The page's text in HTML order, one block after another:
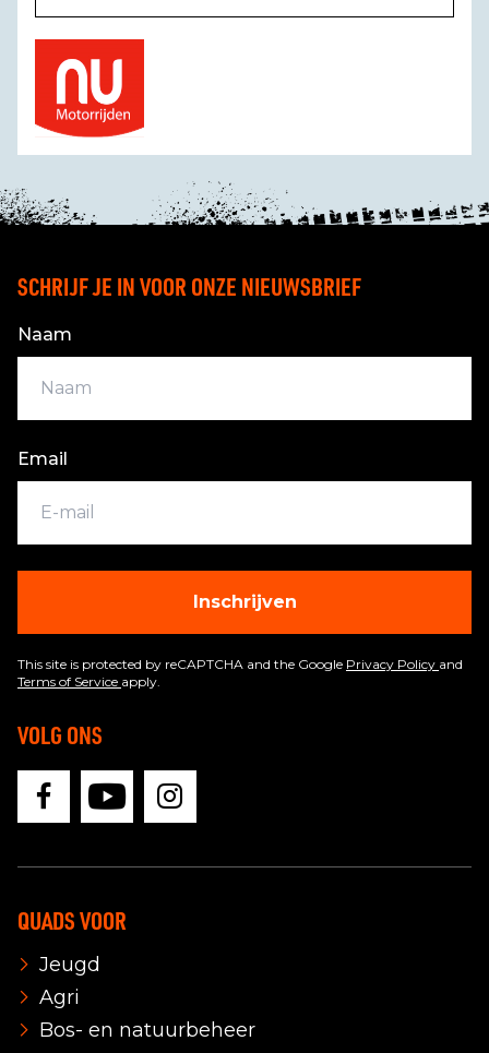
SCHRIJF JE IN VOOR ONZE NIEUWSBRIEF
Naam
Email
Inschrijven
This site is protected by reCAPTCHA and the Google Privacy Policy and
Terms of Service apply.
VOLG ONS
QUADS VOOR
Jeugd
Agri
Bos- en natuurbeheer